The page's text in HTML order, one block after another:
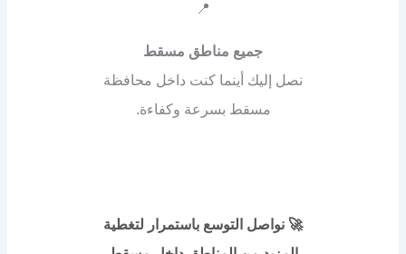
📍
جميع مناطق مسقط
نصل إليك أينما كنت داخل محافظة
مسقط بسرعة وكفاءة.
🚀 نواصل التوسع باستمرار لتغطية